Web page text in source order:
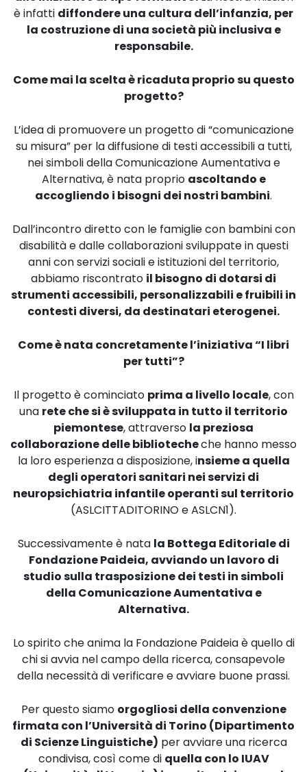
è infatti diffondere una cultura dell’infanzia, per
la costruzione di una società più inclusiva e
responsabile.
Come mai la scelta è ricaduta proprio su questo
progetto?
L’idea di promuovere un progetto di “comunicazione
su misura” per la diffusione di testi accessibili a tutti,
nei simboli della Comunicazione Aumentativa e
Alternativa, è nata proprio ascoltando e
accogliendo i bisogni dei nostri bambini.
Dall’incontro diretto con le famiglie con bambini con
disabilità e dalle collaborazioni sviluppate in questi
anni con servizi sociali e istituzioni del territorio,
abbiamo riscontrato il bisogno di dotarsi di
strumenti accessibili, personalizzabili e fruibili in
contesti diversi, da destinatari eterogenei.
Come è nata concretamente l’iniziativa“I libri
per tutti”?
Il progetto è cominciato prima a livello locale, con
una rete che si è sviluppata in tutto il territorio
piemontese, attraverso la preziosa
collaborazione delle bibliotecheche hanno messo
la loro esperienza a disposizione, insieme a quella
degli operatori sanitari nei servizi di
neuropsichiatria infantile operanti sul territorio
(ASLCITTADITORINO e ASLCN1).
Successivamente è nata la Bottega Editoriale di
Fondazione Paideia, avviando un lavoro di
studio sulla trasposizione dei testi in simboli
della Comunicazione Aumentativa e
Alternativa.
Lo spirito che anima la Fondazione Paideia è quello di
chi si avvia nel campo della ricerca, consapevole
della necessità di verificare e avviare buone prassi.
Per questo siamo orgogliosi della convenzione
firmata con l’Università di Torino (Dipartimento
di Scienze Linguistiche) per avviare una ricerca
condivisa, così come di quella con lo IUAV